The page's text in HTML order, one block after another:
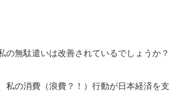
の無駄遣いは改善されているでしょうか？
私の消費（浪費？！）行動が日本経済を支